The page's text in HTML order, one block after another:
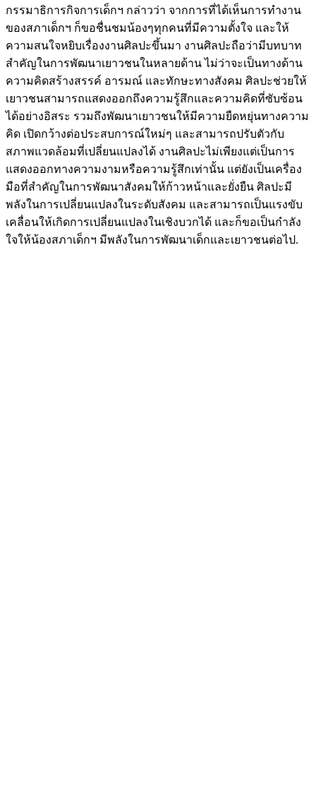
กรรมาธิการกิจการเด็กฯ กล่าวว่า จากการที่ได้เห็นการทำงาน
ของสภาเด็กฯ ก็ขอชื่นชมน้องๆทุกคนที่มีความตั้งใจ และให้
ความสนใจหยิบเรื่องงานศิลปะขึ้นมา งานศิลปะถือว่ามีบทบาท
สำคัญในการพัฒนาเยาวชนในหลายด้าน ไม่ว่าจะเป็นทางด้าน
ความคิดสร้างสรรค์ อารมณ์ และทักษะทางสังคม ศิลปะช่วยให้
เยาวชนสามารถแสดงออกถึงความรู้สึกและความคิดที่ซับซ้อน
ได้อย่างอิสระ รวมถึงพัฒนาเยาวชนให้มีความยืดหยุ่นทางความ
คิด เปิดกว้างต่อประสบการณ์ใหม่ๆ และสามารถปรับตัวกับ
สภาพแวดล้อมที่เปลี่ยนแปลงได้ งานศิลปะไม่เพียงแต่เป็นการ
แสดงออกทางความงามหรือความรู้สึกเท่านั้น แต่ยังเป็นเครื่อง
มือที่สำคัญในการพัฒนาสังคมให้ก้าวหน้าและยั่งยืน ศิลปะมี
พลังในการเปลี่ยนแปลงในระดับสังคม และสามารถเป็นแรงขับ
เคลื่อนให้เกิดการเปลี่ยนแปลงในเชิงบวกได้ และก็ขอเป็นกำลัง
ใจให้น้องสภาเด็กฯ มีพลังในการพัฒนาเด็กและเยาวชนต่อไป.